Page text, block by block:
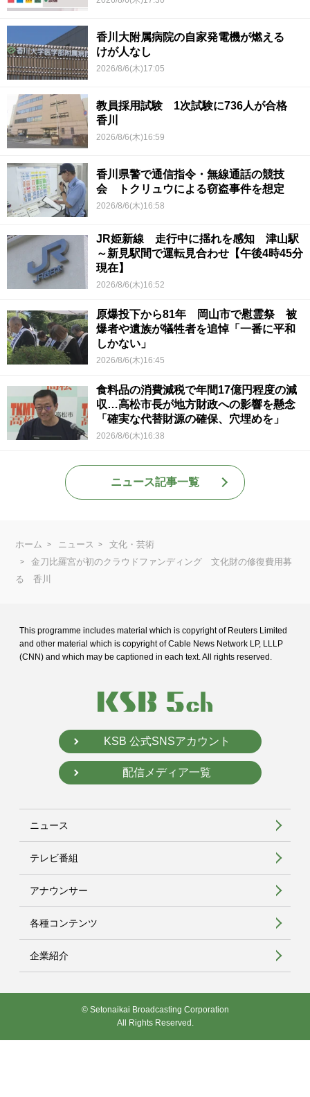
香川大附属病院の自家発電機が燃える
けが人なし
2026/8/6(木)17:05
教員採用試験 1次試験に736人が合格
香川
2026/8/6(木)16:59
香川県警で通信指令・無線通話の競技
会 トクリュウによる窃盗事件を想定
2026/8/6(木)16:58
JR姫新線 走行中に揺れを感知 津山駅
～新見駅間で運転見合わせ【午後4時45分
現在】
2026/8/6(木)16:52
原爆投下から81年 岡山市で慰霊祭 被
爆者や遺族が犠牲者を追悼「一番に平和
しかない」
2026/8/6(木)16:45
食料品の消費減税で年間17億円程度の減
収…高松市長が地方財政への影響を懸念
「確実な代替財源の確保、穴埋めを」
2026/8/6(木)16:38
ニュース記事一覧
ホーム ニュース
文化・芸術
金刀比羅宮が初のクラウドファンディング 文化財の修復費用募
る 香川
This programme includes material which is copyright of Reuters Limited
and other material which is copyright of Cable News Network LP, LLLP
(CNN) and which may be captioned in each text. All rights reserved.
KSB 公式SNSアカウント
配信メディア一覧
ニュース
テレビ番組
アナウンサー
各種コンテンツ
企業紹介
© Setonaikai Broadcasting Corporation
All Rights Reserved.